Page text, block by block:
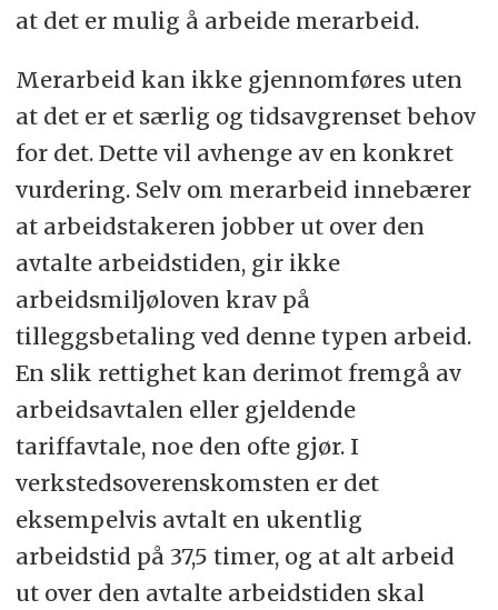
at det er mulig å arbeide merarbeid.
Merarbeid kan ikke gjennomføres uten
at det er et særlig og tidsavgrenset behov
for det. Dette vil avhenge av en konkret
vurdering. Selv om merarbeid innebærer
at arbeidstakeren jobber ut over den
avtalte arbeidstiden, gir ikke
arbeidsmiljøloven krav på
tilleggsbetaling ved denne typen arbeid.
En slik rettighet kan derimot fremgå av
arbeidsavtalen eller gjeldende
tariffavtale, noe den ofte gjør. I
verkstedsoverenskomsten er det
eksempelvis avtalt en ukentlig
arbeidstid på 37,5 timer, og at alt arbeid
ut over den avtalte arbeidstiden skal